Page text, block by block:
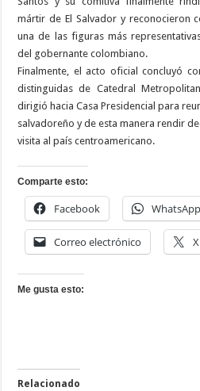
mártir de El Salvador y reconocieron
una de las figuras más
del gobernante colombiano.
Finalmente, el acto oficial concluyó
distinguidas de Catedral
dirigió hacia Casa Presidencial para
salvadoreño y de esta manera rendir
visita al país centroamericano.
Comparte esto:
Facebook WhatsApp
Correo electrónico X
Me gusta esto:
Relacionado